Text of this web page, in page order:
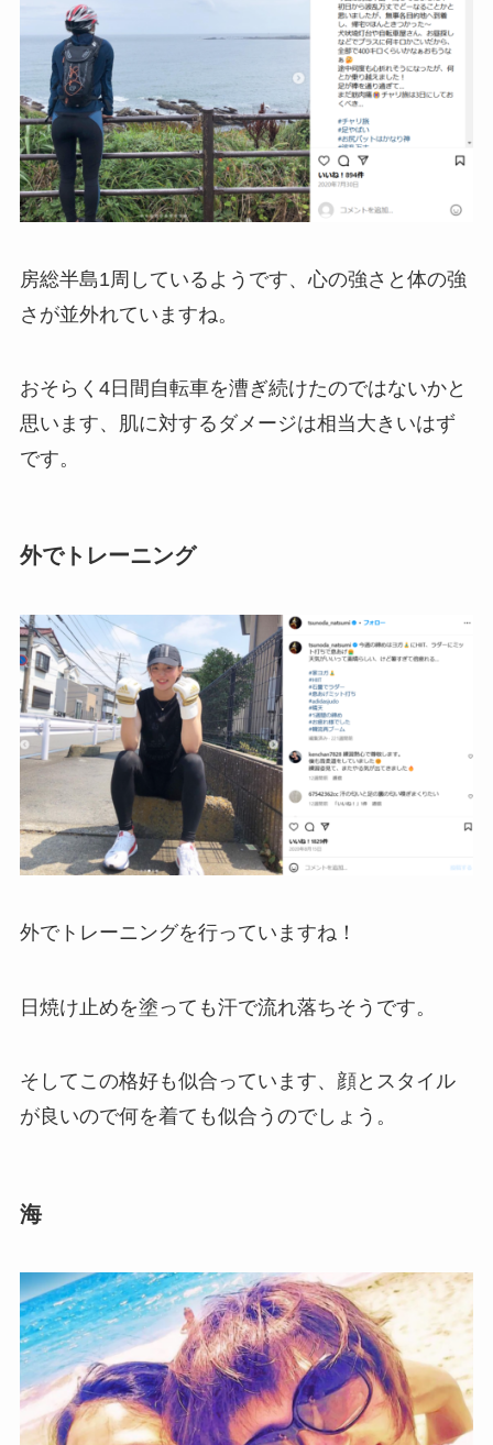
房総半島1周しているようです、心の強さと体の強
さが並外れていますね。
おそらく4日間自転車を漕ぎ続けたのではないかと
思います、肌に対するダメージは相当大きいはず
です。
外でトレーニング
外でトレーニングを行っていますね！
日焼け止めを塗っても汗で流れ落ちそうです。
そしてこの格好も似合っています、顔とスタイル
が良いので何を着ても似合うのでしょう。
海